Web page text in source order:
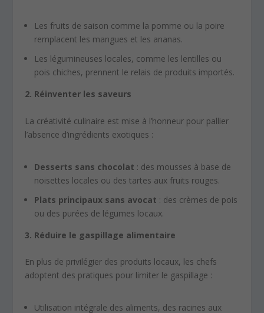
Les fruits de saison comme la pomme ou la poire
remplacent les mangues et les ananas.
Les légumineuses locales, comme les lentilles ou
pois chiches, prennent le relais de produits importés.
2. Réinventer les saveurs
La créativité culinaire est mise à l’honneur pour pallier
l’absence d’ingrédients exotiques :
Desserts sans chocolat : des mousses à base de
noisettes locales ou des tartes aux fruits rouges.
Plats principaux sans avocat : des crèmes de pois
ou des purées de légumes locaux.
3. Réduire le gaspillage alimentaire
En plus de privilégier des produits locaux, les chefs
adoptent des pratiques pour limiter le gaspillage :
Utilisation intégrale des aliments, des racines aux